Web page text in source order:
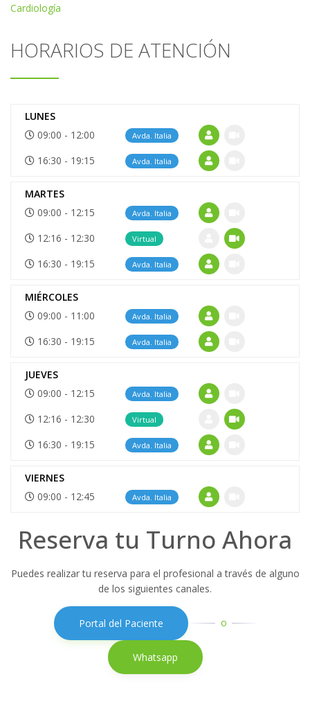
Cardiología
HORARIOS DE ATENCIÓN
LUNES
09:00 - 12:00
Avda. Italia
16:30 - 19:15 Avda. Italia
MARTES
09:00 - 12:15
Avda. Italia
12:16 - 12:30 Virtual
16:30 - 19:15 Avda. Italia
MIÉRCOLES
09:00 - 11:00
Avda. Italia
16:30 - 19:15 Avda. Italia
JUEVES
09:00 - 12:15
Avda. Italia
12:16 - 12:30 Virtual
16:30 - 19:15 Avda. Italia
VIERNES
09:00 - 12:45
Avda. Italia
Reserva tu Turno Ahora
Puedes realizar tu reserva para el profesional a través de alguno
de los siguientes canales.
Portal del Paciente o
Whatsapp